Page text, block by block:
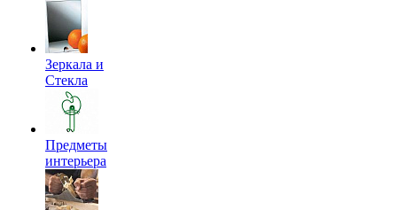
Зеркала и
Стекла
Предметы
интерьера